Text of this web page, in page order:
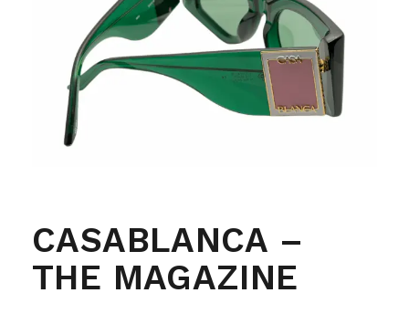
CASABLANCA –
THE MAGAZINE